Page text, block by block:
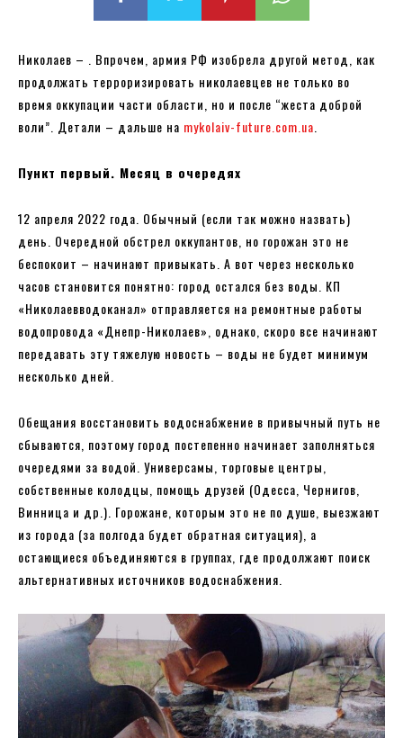
Николаев – . Впрочем, армия РФ изобрела другой метод, как
продолжать терроризировать николаевцев не только во
время оккупации части области, но и после “жеста доброй
воли”. Детали – дальше на mykolaiv-future.com.ua
Пункт первый. Месяц в очередях
12 апреля 2022 года. Обычный (если так можно назвать)
день. Очередной обстрел оккупантов, но горожан это не
беспокоит – начинают привыкать. А вот через несколько
часов становится понятно: город остался без воды. КП
«Николаевводоканал» отправляется на ремонтные работы
водопровода «Днепр-Николаев», однако, скоро все начинают
передавать эту тяжелую новость – воды не будет минимум
несколько дней.
Обещания восстановить водоснабжение в привычный путь не
сбываются, поэтому город постепенно начинает заполняться
очередями за водой. Универсамы, торговые центры,
собственные колодцы, помощь друзей (Одесса, Чернигов,
Винница и др.). Горожане, которым это не по душе, выезжают
из города (за полгода будет обратная ситуация), а
остающиеся объединяются в группах, где продолжают поиск
альтернативных источников водоснабжения.